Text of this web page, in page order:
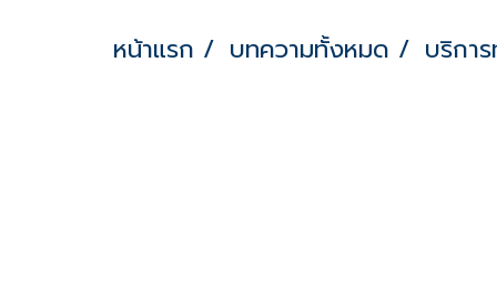
หน้าแรก บทความทั้งหมด บริกา